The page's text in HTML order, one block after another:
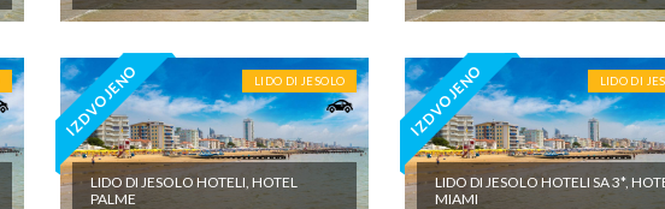
IZDVOJENO LIDO DI JESOLO
LIDO DI JESOLO HOTELI, HOTEL
PALME
IZDVOJENO LIDO DI
LIDO DI JESOLO HOTELI SA 3*,
MIAMI